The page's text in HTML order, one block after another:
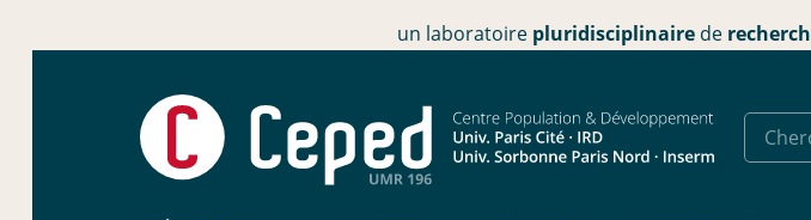
un laboratoire pluridisciplinaire de